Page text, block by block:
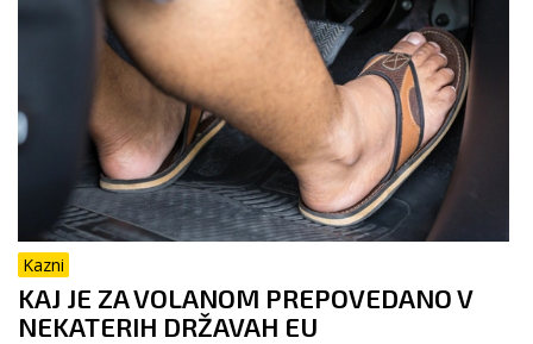
Kazni
KAJ JE ZA VOLANOM PREPOVEDANO V
NEKATERIH DRŽAVAH EU